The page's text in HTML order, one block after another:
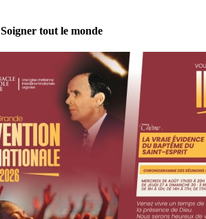
Soigner tout le monde